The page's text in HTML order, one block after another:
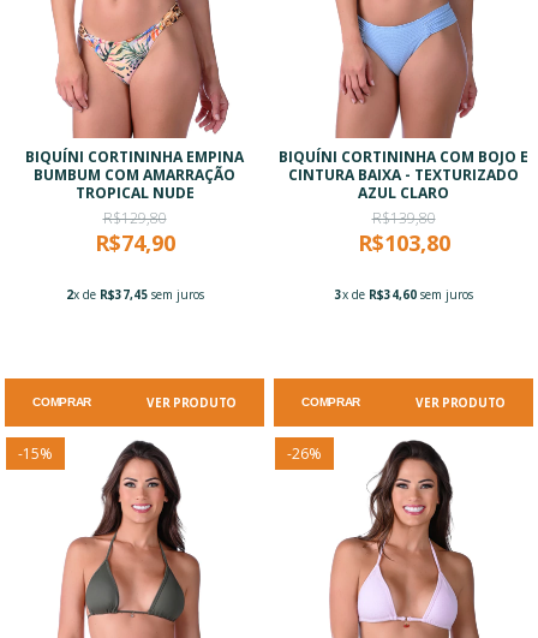
BIQUÍNI CORTININHA EMPINA
BUMBUM COM AMARRAÇÃO
TROPICAL NUDE
R$129,80
R$74,90
2x de R$37,45sem juros
COMPRAR VER PRODUTO
BIQUÍNI CORTININHA COM BOJO E
CINTURA BAIXA - TEXTURIZADO
AZUL CLARO
R$139,80
R$103,80
3x de R$34,60sem juros
COMPRAR VER PRODUTO
-15% -26%